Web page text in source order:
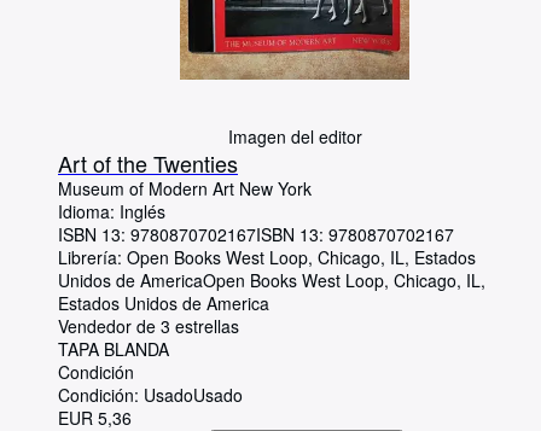
CERRAR
Imagen del editor
Art of the Twenties
Museum of Modern Art New York
Idioma: Inglés
ISBN 13: 9780870702167ISBN 13: 9780870702167
Librería: Open Books West Loop, Chicago, IL, Estados
Unidos de AmericaOpen Books West Loop, Chicago, IL,
Estados Unidos de America
Vendedor de 3 estrellas
TAPA BLANDA
Condición
Condición: UsadoUsado
EUR 5,36